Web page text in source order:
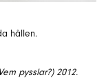
hållen.
pysslar?) 2012.